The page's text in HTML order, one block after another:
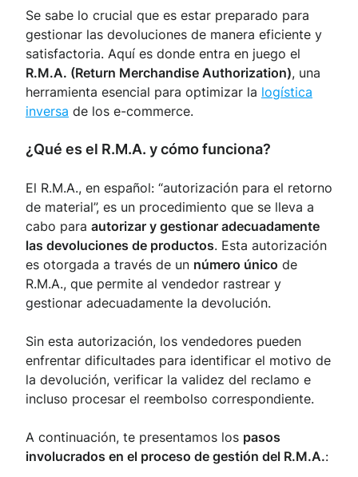
Se sabe lo crucial que es estar preparado para
gestionar las devoluciones de manera eficiente y
satisfactoria. Aquí es donde entra en juego el
R.M.A. (Return Merchandise Authorization), una
herramienta esencial para optimizar la logística
inversa de los e-commerce.
¿Qué es el R.M.A. y cómo funciona?
El R.M.A., en español: “autorización para el retorno
de material”, es un procedimiento que se lleva a
cabo para autorizar y gestionar adecuadamente
las devoluciones de productos. Esta autorización
es otorgada a través de un número único de
R.M.A., que permite al vendedor rastrear y
gestionar adecuadamente la devolución.
Sin esta autorización, los vendedores pueden
enfrentar dificultades para identificar el motivo de
la devolución, verificar la validez del reclamo e
incluso procesar el reembolso correspondiente.
A continuación, te presentamos los pasos
involucrados en el proceso de gestión del R.M.A.: